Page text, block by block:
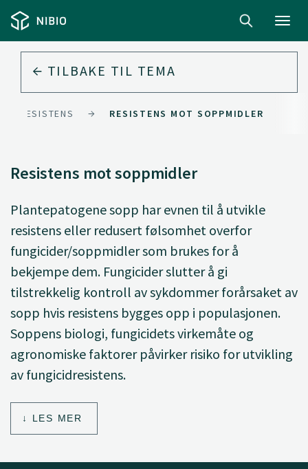
TILBAKE TIL TEMA
RESISTENS RESISTENS MOT SOPPMIDLER
Resistens mot soppmidler
Plantepatogene sopp har evnen til å utvikle
resistens eller redusert følsomhet overfor
fungicider/soppmidler som brukes for å
bekjempe dem. Fungicider slutter å gi
tilstrekkelig kontroll av sykdommer forårsaket av
sopp hvis resistens bygges opp i populasjonen.
Soppens biologi, fungicidets virkemåte og
agronomiske faktorer påvirker risiko for utvikling
av fungicidresistens.
LES MER